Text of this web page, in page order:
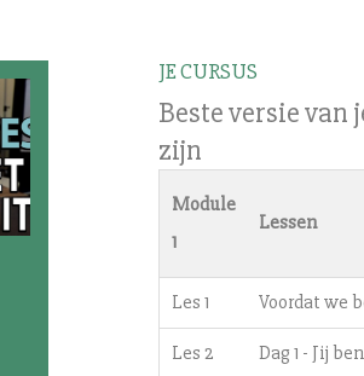
JE CURSUS
Beste versie van
zijn
Module
1
Lessen
Les 1 Voordat we
Les 2 Dag 1 - Jij